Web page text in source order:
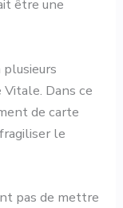
être une
Dans ce
de carte
le
pas de mettre